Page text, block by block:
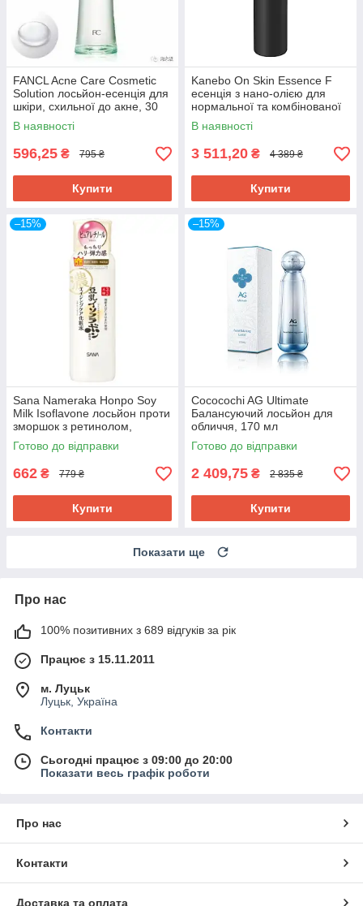
FANCL Acne Care Cosmetic
Solution лосьйон-есенція для
шкіри, схильної до акне, 30
мл. До 11/2026
В наявності
596,25 ₴ 795 ₴
Купити
Kanebo On Skin Essence F
есенція з нано-олією для
нормальної та комбінованої
шкіри,125 мл
В наявності
3 511,20 ₴ 4 389 ₴
Купити
–15%
Sana Nameraka Honpo Soy
Milk Isoflavone лосьйон проти
зморшок з ретинолом,
соєвим молоком,
керамідами, 200 мл
Готово до відправки
662 ₴ 779 ₴
Купити
–15%
Cococochi AG Ultimate
Балансуючий лосьйон для
обличчя, 170 мл
Готово до відправки
2 409,75 ₴ 2 835 ₴
Купити
Показати ще
Про нас
100% позитивних з 689 відгуків за рік
Працює з 15.11.2011
м. Луцьк
Луцьк, Україна
Контакти
Сьогодні працює з 09:00 до 20:00
Показати весь графік роботи
Про нас
Контакти
Доставка та оплата